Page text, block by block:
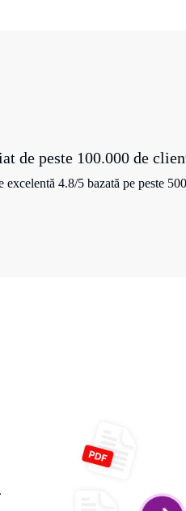
de peste 100.000 de
excelentă 4.8/5 bazată pe peste